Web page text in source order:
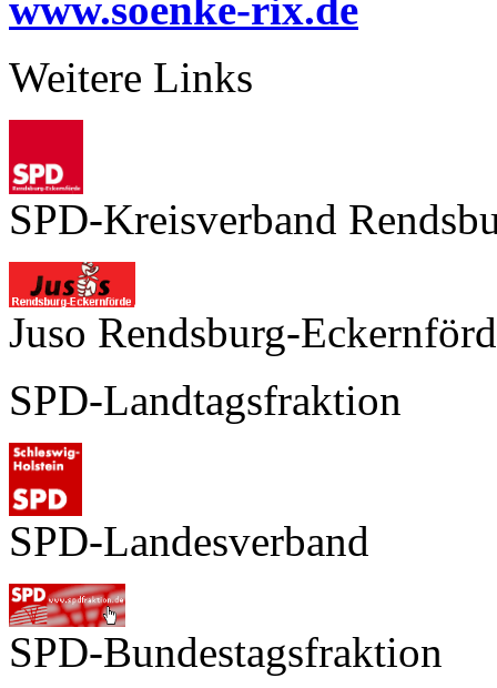
www.soenke-rix.de
Weitere Links
SPD-Kreisverband
Juso Rendsburg-
SPD-Landtagsfraktion
SPD-Landesverband
SPD-Bundestagsfraktion